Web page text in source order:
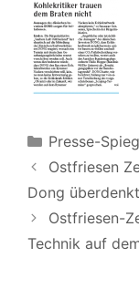
Kategorien
Presse-
Ostfriesen
Dong
Ostfriesen-
Technik auf